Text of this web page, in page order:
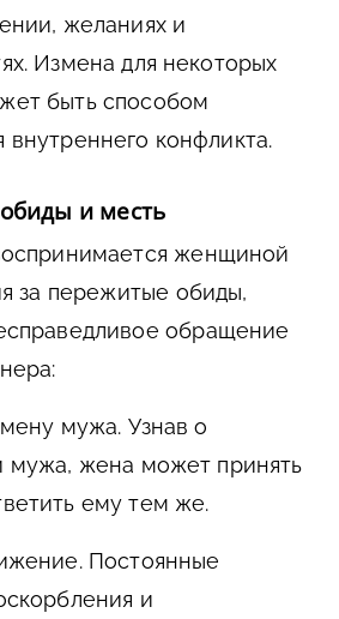
желаниях и
Измена для некоторых
быть способом
внутреннего конфликта.
и месть
женщиной
за пережитые обиды,
обращение
мужа. Узнав о
мужа, жена может принять
ему тем же.
Постоянные
и